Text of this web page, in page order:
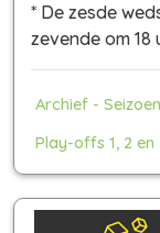
* De zesde
zevende om 18
Archief -
Play-offs 1, 2 en